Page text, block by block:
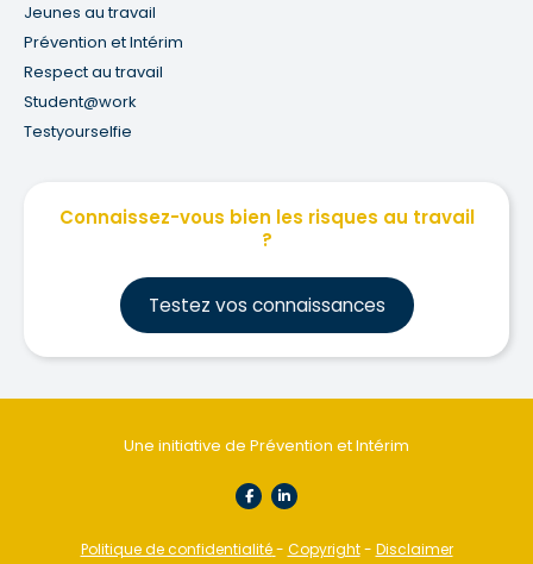
Jeunes au travail
Prévention et Intérim
Respect au travail
Student@work
Testyourselfie
Connaissez-vous bien les risques au travail
?
Testez vos connaissances
Une initiative de Prévention et Intérim
Politique de confidentialité - Copyright- Disclaimer